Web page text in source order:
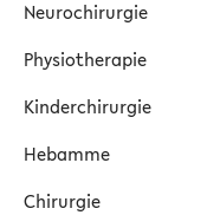
Neurochirurgie
Physiotherapie
Kinderchirurgie
Hebamme
Chirurgie